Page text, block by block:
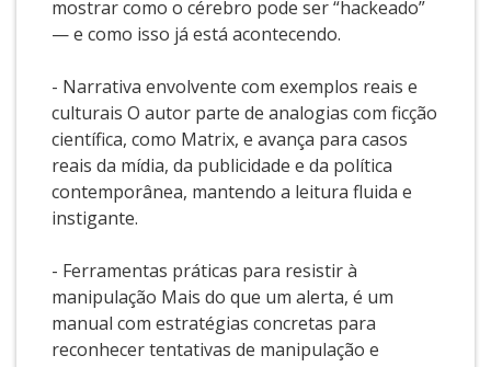
mostrar como o cérebro pode ser “hackeado”
— e como isso já está acontecendo.
- Narrativa envolvente com exemplos reais e
culturais O autor parte de analogias com ficção
científica, como Matrix, e avança para casos
reais da mídia, da publicidade e da política
contemporânea, mantendo a leitura fluida e
instigante.
- Ferramentas práticas para resistir à
manipulação Mais do que um alerta, é um
manual com estratégias concretas para
reconhecer tentativas de manipulação e